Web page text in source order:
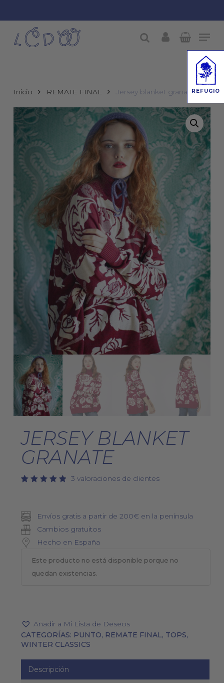
REFUGIO
to
content
buscaraccount
Inicio REMATE FINAL Jersey blanket granate
JERSEY BLANKET
GRANATE
base a
valoraciones
de
clientes
3 valoraciones de clientes
Envíos gratis a partir de 200€ en la península
Cambios gratuitos
Hecho en España
Este producto no está disponible porque no
quedan existencias.
Añadir a Mi Lista de Deseos
CATEGORÍAS: PUNTO, REMATE FINAL, TOPS,
WINTER CLASSICS
Descripción